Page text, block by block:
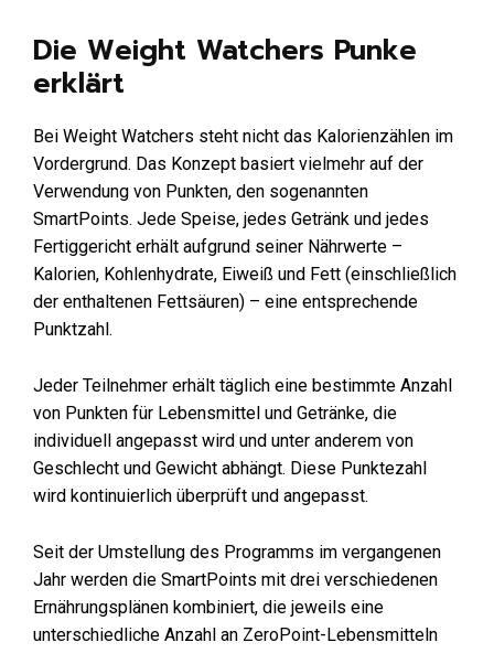
Die Weight Watchers Punke
erklärt
Bei Weight Watchers steht nicht das Kalorienzählen im
Vordergrund. Das Konzept basiert vielmehr auf der
Verwendung von Punkten, den sogenannten
SmartPoints. Jede Speise, jedes Getränk und jedes
Fertiggericht erhält aufgrund seiner Nährwerte –
Kalorien, Kohlenhydrate, Eiweiß und Fett (einschließlich
der enthaltenen Fettsäuren) – eine entsprechende
Punktzahl.
Jeder Teilnehmer erhält täglich eine bestimmte Anzahl
von Punkten für Lebensmittel und Getränke, die
individuell angepasst wird und unter anderem von
Geschlecht und Gewicht abhängt. Diese Punktezahl
wird kontinuierlich überprüft und angepasst.
Seit der Umstellung des Programms im vergangenen
Jahr werden die SmartPoints mit drei verschiedenen
Ernährungsplänen kombiniert, die jeweils eine
unterschiedliche Anzahl an ZeroPoint-Lebensmitteln